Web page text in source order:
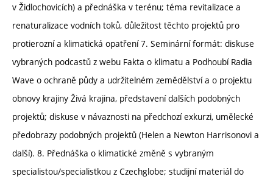
v Židlochovicích) a přednáška v terénu; téma revitalizace a
renaturalizace vodních toků, důležitost těchto projektů pro
protierozní a klimatická opatření 7. Seminární formát: diskuse
vybraných podcastů z webu Fakta o klimatu a Podhoubí Radia
Wave o ochraně půdy a udržitelném zemědělství a o projektu
obnovy krajiny Živá krajina, představení dalších podobných
projektů; diskuse v návaznosti na předchozí exkurzi, umělecké
předobrazy podobných projektů (Helen a Newton Harrisonovi a
další). 8. Přednáška o klimatické změně s vybraným
specialistou/specialistkou z Czechglobe; studijní materiál do